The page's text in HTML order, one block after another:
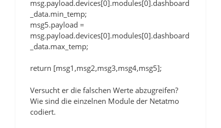
msg.payload.devices[0].modules[0].dashboard
_data.min_temp;
msg5.payload =
msg.payload.devices[0].modules[0].dashboard
_data.max_temp;
return [msg1,msg2,msg3,msg4,msg5];
Versucht er die falschen Werte abzugreifen?
Wie sind die einzelnen Module der Netatmo
codiert.